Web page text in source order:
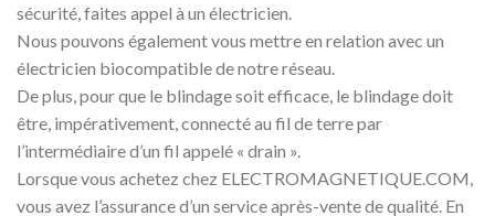
sécurité, faites appel à un électricien.
Nous pouvons également vous mettre en relation avec un
électricien biocompatible de notre réseau.
De plus, pour que le blindage soit efficace, le blindage doit
être, impérativement, connecté au fil de terre par
l’intermédiaire d’un fil appelé « drain ».
Lorsque vous achetez chez ELECTROMAGNETIQUE.COM,
vous avez l’assurance d’un service après-vente de qualité. En